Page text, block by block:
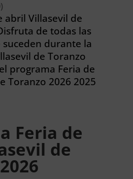
)
abril Villasevil de
de todas las
durante la
de Toranzo
programa Feria de
Toranzo 2026 2025
Feria de
de